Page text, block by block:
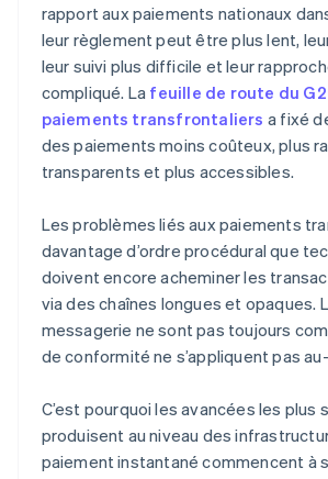
rapport aux paiements nationaux
leur règlement peut être plus lent,
leur suivi plus difficile et leur
compliqué. La feuille de route du
paiements transfrontaliers a fixé
des paiements moins coûteux, plus
transparents et plus accessibles.
Les problèmes liés aux paiements
davantage d’ordre procédural que
doivent encore acheminer les
via des chaînes longues et opaques.
messagerie ne sont pas toujours
de conformité ne s’appliquent pas
C’est pourquoi les avancées les plus
produisent au niveau des
paiement instantané commencent à